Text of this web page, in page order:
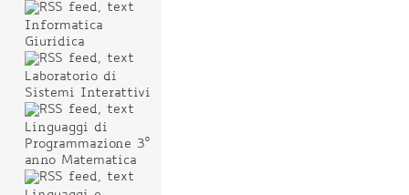
Informatica
Giuridica
Laboratorio di
Sistemi Interattivi
Linguaggi di
Programmazione 3°
anno Matematica